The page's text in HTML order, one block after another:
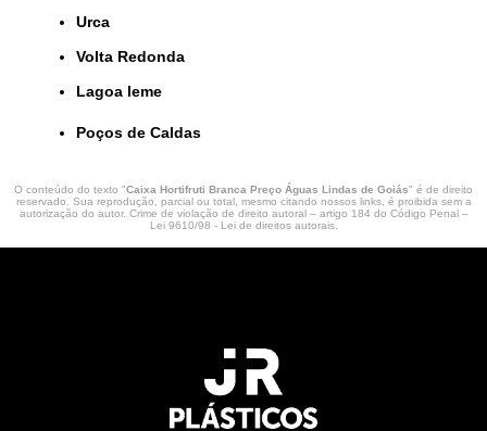
Urca
Volta Redonda
lagoa leme
Poços de Caldas
O conteúdo do texto "Caixa Hortifruti Branca Preço Águas Lindas de Goiás" é de direito
reservado. Sua reprodução, parcial ou total, mesmo citando nossos links, é proibida sem a
autorização do autor. Crime de violação de direito autoral – artigo 184 do Código Penal –
Lei 9610/98 - Lei de direitos autorais.